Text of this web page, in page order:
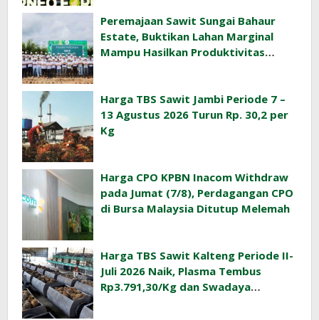
Peremajaan Sawit Sungai Bahaur
Estate, Buktikan Lahan Marginal
Mampu Hasilkan Produktivitas
Harga TBS Sawit Jambi Periode 7 –
13 Agustus 2026 Turun Rp. 30,2 per
Kg
Harga CPO KPBN Inacom Withdraw
pada Jumat (7/8), Perdagangan CPO
di Bursa Malaysia Ditutup Melemah
Harga TBS Sawit Kalteng Periode II-
Juli 2026 Naik, Plasma Tembus
Rp3.791,30/Kg dan Swadaya